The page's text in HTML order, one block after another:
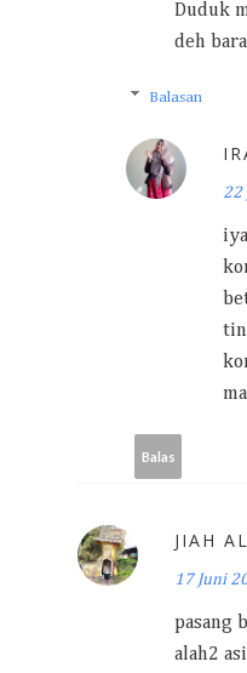
Duduk
deh
Balasan
22
Balas
JIAH
17 Juni
pasang
alah2